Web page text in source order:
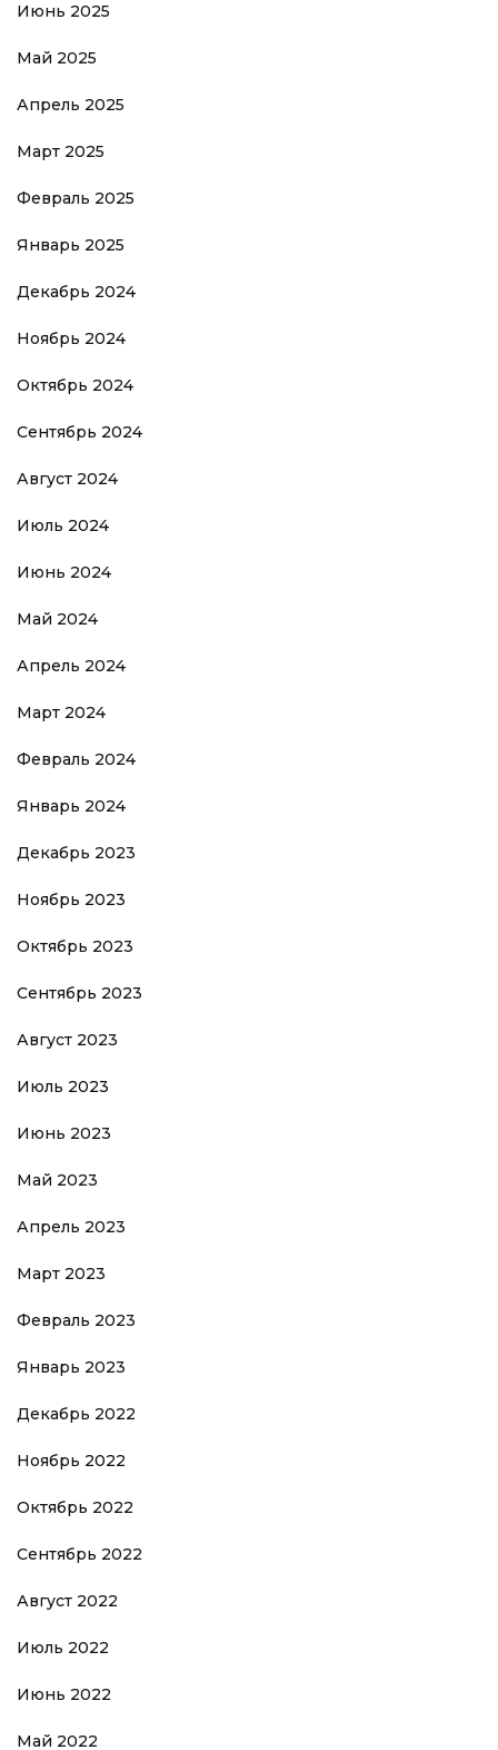
Июнь 2025
Май 2025
Апрель 2025
Март 2025
Февраль 2025
Январь 2025
Декабрь 2024
Ноябрь 2024
Октябрь 2024
Сентябрь 2024
Август 2024
Июль 2024
Июнь 2024
Май 2024
Апрель 2024
Март 2024
Февраль 2024
Январь 2024
Декабрь 2023
Ноябрь 2023
Октябрь 2023
Сентябрь 2023
Август 2023
Июль 2023
Июнь 2023
Май 2023
Апрель 2023
Март 2023
Февраль 2023
Январь 2023
Декабрь 2022
Ноябрь 2022
Октябрь 2022
Сентябрь 2022
Август 2022
Июль 2022
Июнь 2022
Май 2022